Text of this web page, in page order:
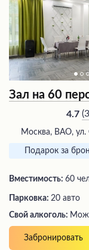
Зал на 60
4.7 (
Москва, ВАО, ул.
Подарок за
Вместимость: 60
Парковка: 20 авто
Свой алкоголь:
Забронировать